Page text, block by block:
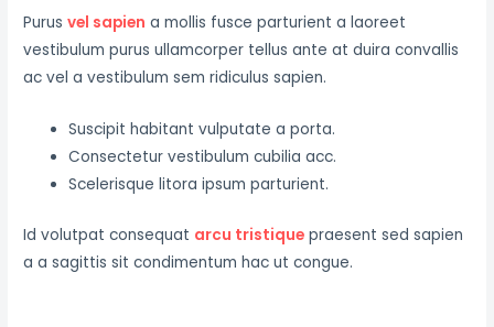
Purusvel sapien a mollis fusce parturient a laoreet
vestibulum purus ullamcorper tellus ante at duira convallis
ac vel a vestibulum sem ridiculus sapien.
Suscipit habitant vulputate a porta.
Consectetur vestibulum cubilia acc.
Scelerisque litora ipsum parturient.
Id volutpat consequat arcu tristique praesent sed sapien
a a sagittis sit condimentum hac ut congue.